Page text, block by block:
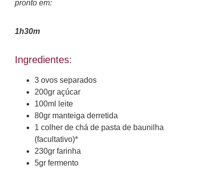
pronto em:
1h30m
Ingredientes:
3 ovos separados
200gr açúcar
100ml leite
80gr manteiga derretida
1 colher de chá de pasta de baunilha
(facultativo)*
230gr farinha
5gr fermento